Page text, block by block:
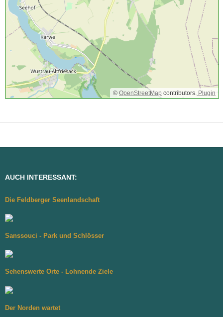
© OpenStreetMap contributors. Plugin
AUCH INTERESSANT:
Die Feldberger Seenlandschaft
Sanssouci - Park und Schlösser
Sehenswerte Orte - Lohnende Ziele
Der Norden wartet